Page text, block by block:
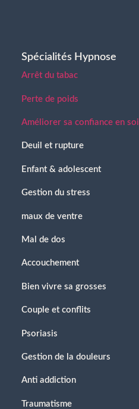
Spécialités Hypnose
Arrêt du tabac
Perte de poids
Améliorer sa confiance en soi
Deuil et rupture
Enfant & adolescent
Gestion du stress
maux de ventre
Mal de dos
Accouchement
Bien vivre sa grosses
Couple et conflits
Psoriasis
Gestion de la douleurs
Anti addiction
Traumatisme